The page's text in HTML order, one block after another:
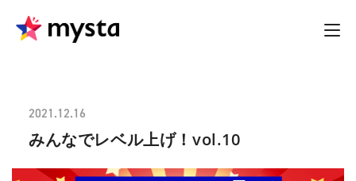
2021.12.16
みんなでレベル上げ！vol.10